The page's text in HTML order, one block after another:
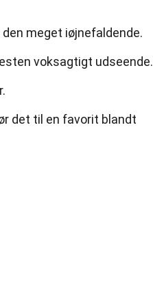
meget iøjnefaldende.
voksagtigt udseende.
det til en favorit blandt